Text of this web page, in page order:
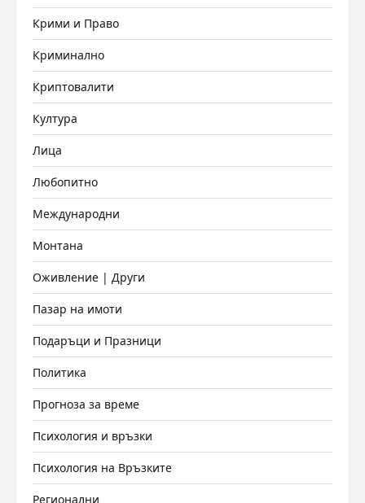
Крими и Право
Криминално
Криптовалити
Култура
Лица
Любопитно
Международни
Монтана
Оживление | Други
Пазар на имоти
Подаръци и Празници
Политика
Прогноза за време
Психология и връзки
Психология на Връзките
Регионални